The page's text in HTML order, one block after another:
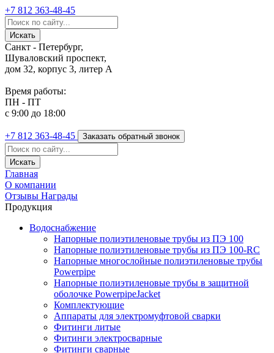
+7 812 363-48-45
Санкт - Петербург,
Шуваловский проспект,
дом 32, корпус 3, литер А
Время работы:
ПН - ПТ
с 9:00 до 18:00
+7 812 363-48-45 Заказать обратный звонок
Главная
О компании
Отзывы Награды
Продукция
Водоснабжение
Напорные полиэтиленовые трубы из ПЭ 100
Напорные полиэтиленовые трубы из ПЭ 100-RC
Напорные многослойные полиэтиленовые трубы
Powerpipe
Напорные полиэтиленовые трубы в защитной
оболочке PowerpipeJacket
Комплектующие
Аппараты для электромуфтовой сварки
Фитинги литые
Фитинги электросварные
Фитинги сварные